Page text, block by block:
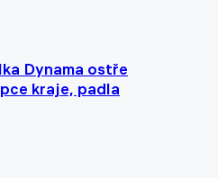
Dynama ostře
kraje, padla